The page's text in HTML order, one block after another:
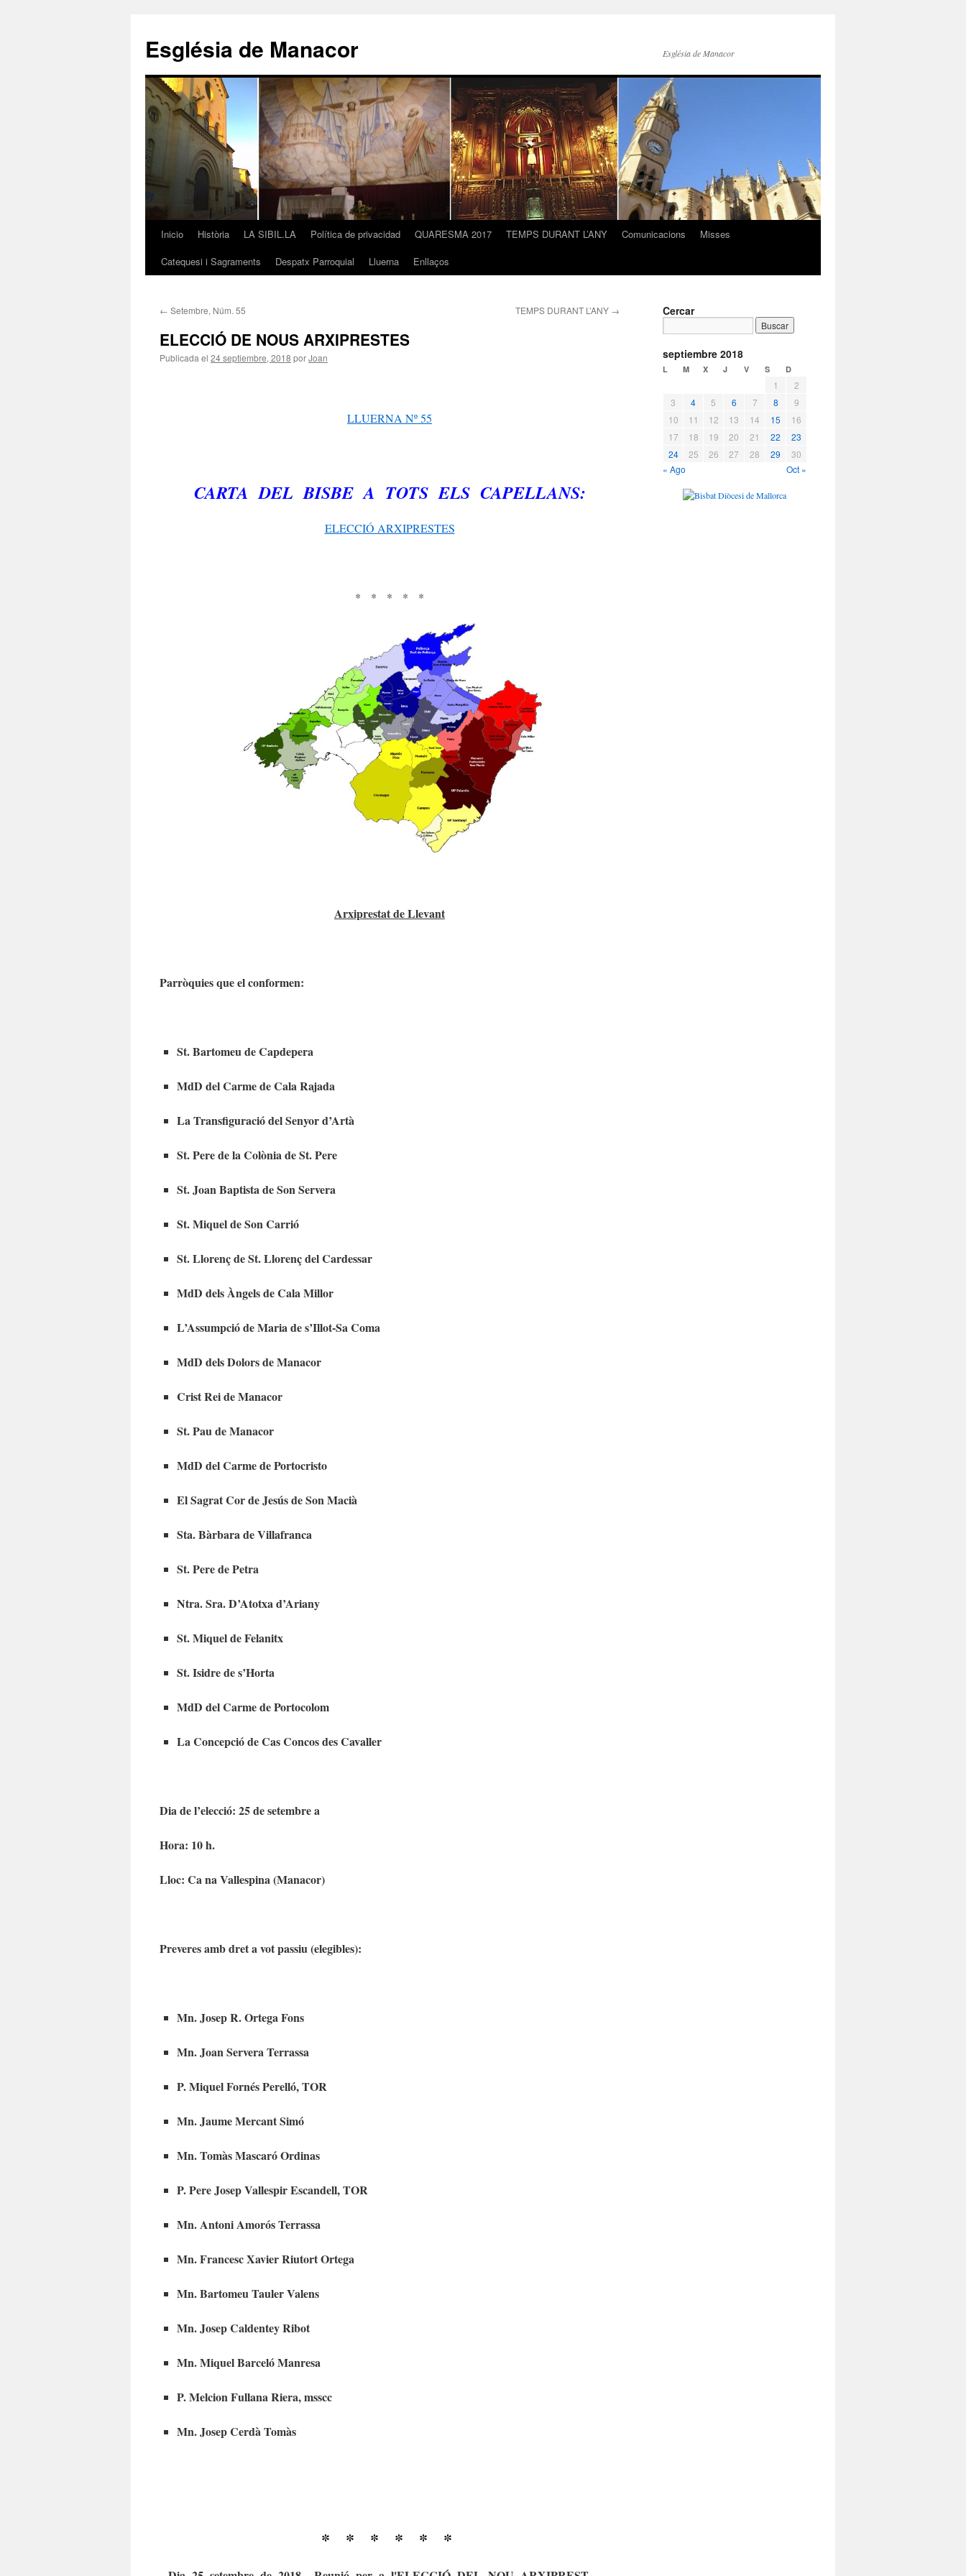
contenido
Església de Manacor Església de Manacor
Inicio Història LA SIBIL.LA Política de privacidad QUARESMA 2017 TEMPS DURANT L’ANY Comunicacions
Misses
Catequesi i Sagraments
Despatx Parroquial Lluerna Enllaços
← Setembre, Núm. 55 TEMPS DURANT L’ANY →
ELECCIÓ DE NOUS ARXIPRESTES
Publicada el 24 septiembre, 2018 porJoan
LLUERNA Nº 55
CARTA DEL BISBE A TOTS ELS CAPELLANS:
ELECCIÓ ARXIPRESTES
* * * * *
Arxiprestat de Llevant
Parròquies que el conformen:
St. Bartomeu de Capdepera
MdD del Carme de Cala Rajada
La Transfiguració del Senyor d’Artà
St. Pere de la Colònia de St. Pere
St. Joan Baptista de Son Servera
St. Miquel de Son Carrió
St. Llorenç de St. Llorenç del Cardessar
MdD dels Àngels de Cala Millor
L’Assumpció de Maria de s’Illot-Sa Coma
MdD dels Dolors de Manacor
Crist Rei de Manacor
St. Pau de Manacor
MdD del Carme de Portocristo
El Sagrat Cor de Jesús de Son Macià
Sta. Bàrbara de Villafranca
St. Pere de Petra
Ntra. Sra. D’Atotxa d’Ariany
St. Miquel de Felanitx
St. Isidre de s’Horta
MdD del Carme de Portocolom
La Concepció de Cas Concos des Cavaller
Dia de l’elecció: 25 de setembre a
Hora: 10 h.
Lloc: Ca na Vallespina (Manacor)
Preveres amb dret a vot passiu (elegibles):
Mn. Josep R. Ortega Fons
Mn. Joan Servera Terrassa
P. Miquel Fornés Perelló, TOR
Mn. Jaume Mercant Simó
Mn. Tomàs Mascaró Ordinas
P. Pere Josep Vallespir Escandell, TOR
Mn. Antoni Amorós Terrassa
Mn. Francesc Xavier Riutort Ortega
Mn. Bartomeu Tauler Valens
Mn. Josep Caldentey Ribot
Mn. Miquel Barceló Manresa
P. Melcion Fullana Riera, msscc
Mn. Josep Cerdà Tomàs
* * * * * *
Cercar
septiembre 2018
L M X J V S D
1
2
3
4 5 6 7 8
9
10
11 12 13 14 15
16
17
18 19 20 21 22
23
24
25 26 27 28 29
30
« Ago
Oct »